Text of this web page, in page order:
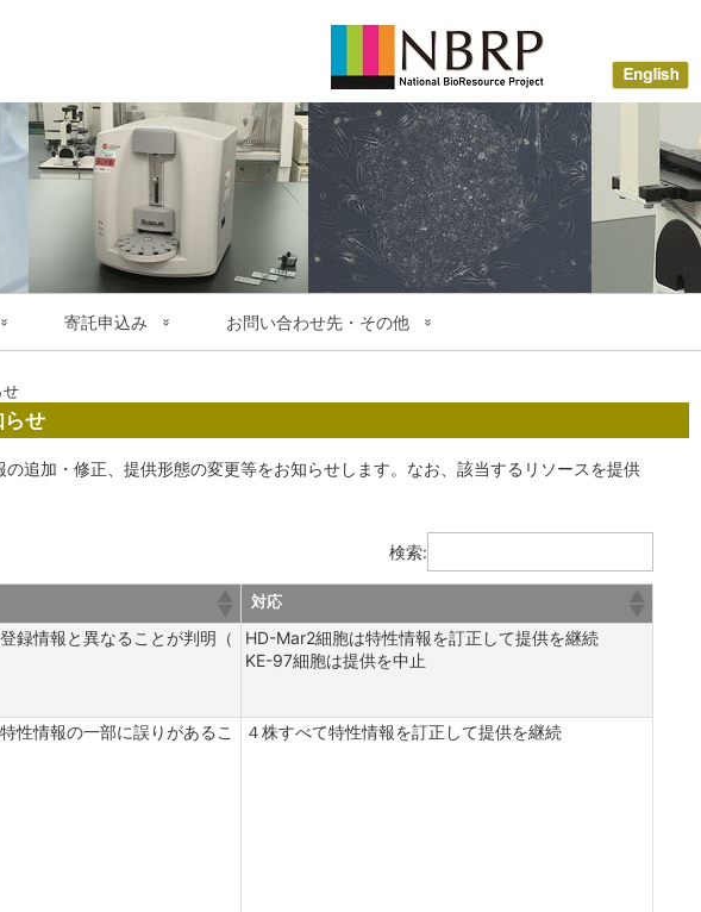
払い
寄託申込み
臨床情報データ寄託のご案内
患者血液細胞バンクのご案内
お問い合わせ先・その他
メールニュース
MAILNEWS送信情報
される方へ
せ
らせ
追加・修正、提供形態の変更等をお知らせします。なお、該当するリソースを提供
検索:
対応
録情報と異なることが判明（
HD-Mar2細胞は特性情報を訂正して提供を継続
KE-97細胞は提供を中止
性情報の一部に誤りがあるこ
４株すべて特性情報を訂正して提供を継続